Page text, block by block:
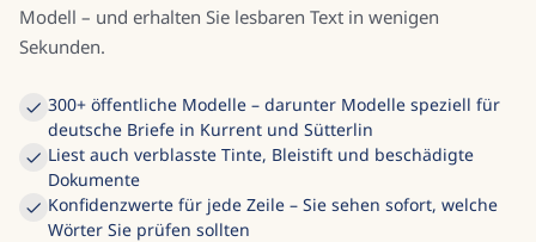
Modell – und erhalten Sie lesbaren Text in wenigen
Sekunden.
300+ öffentliche Modelle – darunter Modelle speziell für
deutsche Briefe in Kurrent und Sütterlin
Liest auch verblasste Tinte, Bleistift und beschädigte
Dokumente
Konfidenzwerte für jede Zeile – Sie sehen sofort, welche
Wörter Sie prüfen sollten